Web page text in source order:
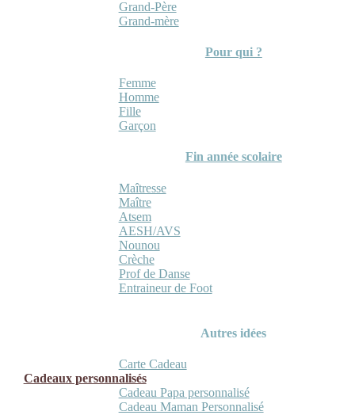
Grand-Père
Grand-mère
Pour qui ?
Femme
Homme
Fille
Garçon
Fin année scolaire
Maîtresse
Maître
Atsem
AESH/AVS
Nounou
Crèche
Prof de Danse
Entraineur de Foot
Autres idées
Carte Cadeau
Cadeaux personnalisés
Cadeau Papa personnalisé
Cadeau Maman Personnalisé